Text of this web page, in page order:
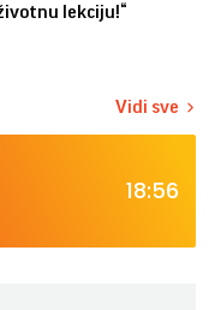
lekciju!“
Vidi sve
18:56